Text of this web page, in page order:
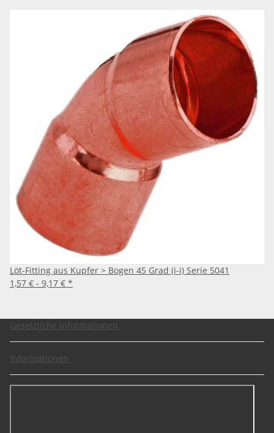
Löt-Fitting aus Kupfer > Bogen 45 Grad (i-i) Serie 5041
1,57 € - 9,17 € *
Gesetzliche Informationen
Informationen